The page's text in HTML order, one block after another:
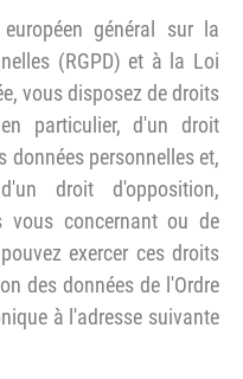
général sur la
(RGPD) et à la Loi
vous disposez de droits
particulier, d'un droit
données personnelles et,
droit d'opposition,
vous concernant ou de
exercer ces droits
des données de l'Ordre
à l'adresse suivante